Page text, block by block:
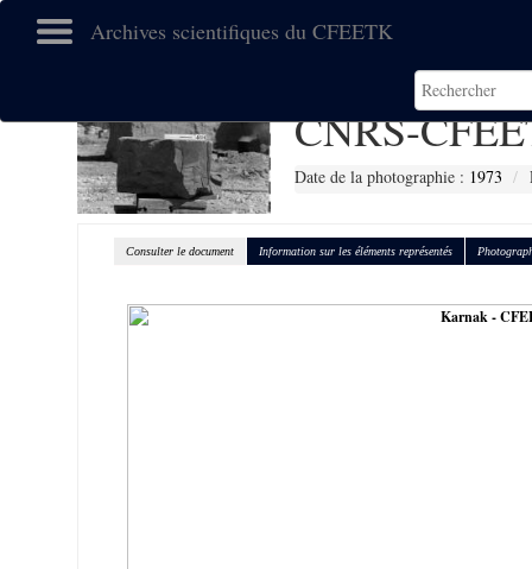
Archives scientifiques du CFEETK
CNRS-
Date de la photographie : 1973
Consulter le document Information sur les éléments représentés